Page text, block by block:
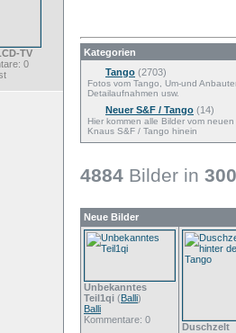
TV
0
Kategorien
Tango (2703)
Fotos vom Tango, Um-und
Detailaufnahmen usw.
Neuer S&F / Tango (14)
Hier kommen alle Bilder vom neuen
Knaus S&F / Tango hinein
4884 Bilder in 300
Neue Bilder
Unbekanntes
Teil1qi (Balli)
Balli
Kommentare: 0
Duschzelt